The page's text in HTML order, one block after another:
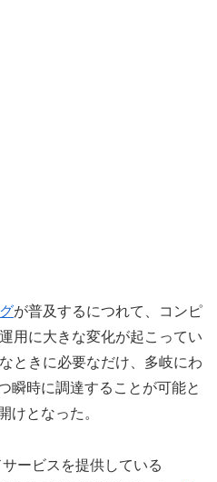
が普及するにつれて、コンピ
用に大きな変化が起こってい
ときに必要なだけ、多岐にわ
瞬時に調達することが可能と
けとなった。
ービスを提供している